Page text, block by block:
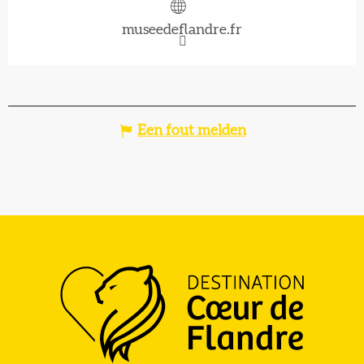
museedeflandre.fr
Een fout melden